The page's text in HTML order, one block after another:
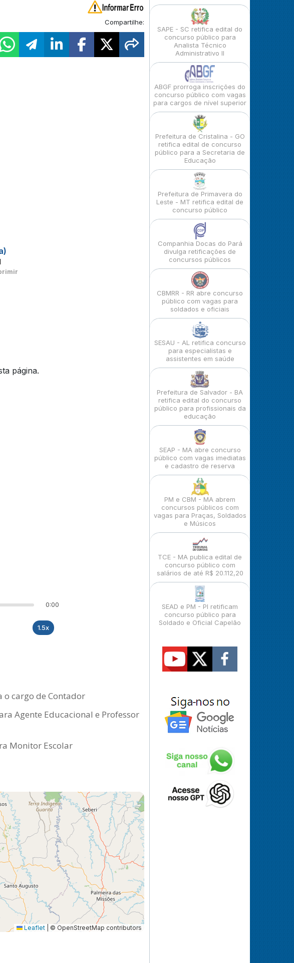
Compartilhe:
página.
0:00
1.5x
o cargo de Contador
Agente Educacional e Professor
Monitor Escolar
Leaflet © OpenStreetMap contributors
SAPE - SC retifica edital do
concurso público para
Analista Técnico
Administrativo II
ABGF prorroga inscrições do
concurso público com vagas
para cargos de nível superior
Prefeitura de Cristalina - GO
retifica edital de concurso
público para a Secretaria de
Educação
Prefeitura de Primavera do
Leste - MT retifica edital de
concurso público
Companhia Docas do Pará
divulga retificações de
concursos públicos
CBMRR - RR abre concurso
público com vagas para
soldados e oficiais
SESAU - AL retifica concurso
para especialistas e
assistentes em saúde
Prefeitura de Salvador - BA
retifica edital do concurso
público para profissionais da
educação
SEAP - MA abre concurso
público com vagas imediatas
e cadastro de reserva
PM e CBM - MA abrem
concursos públicos com
vagas para Praças, Soldados
e Músicos
TCE - MA publica edital de
concurso público com
salários de até R$ 20.112,20
SEAD e PM - PI retificam
concurso público para
Soldado e Oficial Capelão